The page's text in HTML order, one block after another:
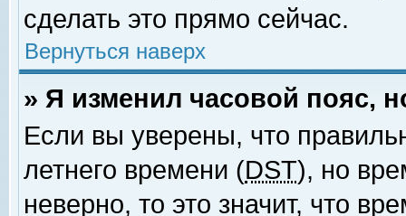
сделать это прямо сейчас.
Вернуться наверх
» Я изменил часовой пояс,
Если вы уверены, что
летнего времени (DST), но
неверно, то это значит, что